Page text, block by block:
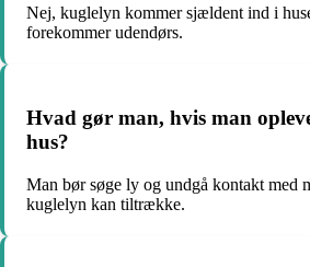
Nej, kuglelyn kommer sjældent ind i
forekommer udendørs.
Hvad gør man, hvis man
hus?
Man bør søge ly og undgå kontakt med
kuglelyn kan tiltrække.